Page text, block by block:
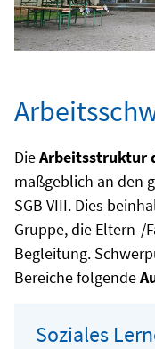
DieArbeitsstruktur
maßgeblich an den
SGB VIII. Dies
Gruppe, die Eltern-/
Begleitung.
Bereiche folgende
Soziales